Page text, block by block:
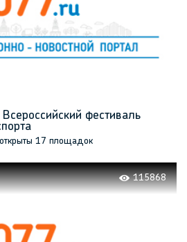
фестиваль
17 площадок
115868